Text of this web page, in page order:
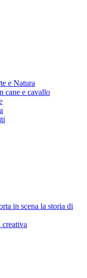
e Natura
cane e cavallo
in scena la storia di